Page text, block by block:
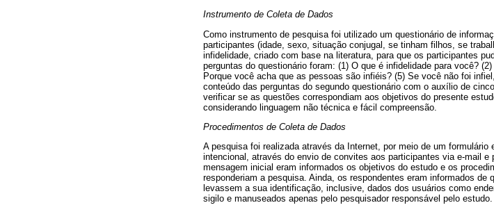
Instrumento de Coleta de Dados
Como instrumento de pesquisa foi utilizado um questionário de
participantes (idade, sexo, situação conjugal, se tinham filhos, se
infidelidade, criado com base na literatura, para que os participantes
perguntas do questionário foram: (1) O que é infidelidade para você?
Porque você acha que as pessoas são infiéis? (5) Se você não foi
conteúdo das perguntas do segundo questionário com o auxílio de
verificar se as questões correspondiam aos objetivos do presente
considerando linguagem não técnica e fácil compreensão.
Procedimentos de Coleta de Dados
A pesquisa foi realizada através da Internet, por meio de um
intencional, através do envio de convites aos participantes via e-mail
mensagem inicial eram informados os objetivos do estudo e os
responderiam a pesquisa. Ainda, os respondentes eram informados
levassem a sua identificação, inclusive, dados dos usuários como
sigilo e manuseados apenas pelo pesquisador responsável pelo estudo.